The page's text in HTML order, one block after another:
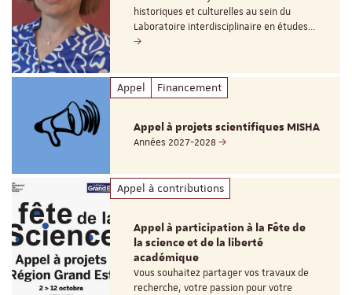
historiques et culturelles au sein du
Laboratoire interdisciplinaire en études…
Appel Financement
Appel à projets scientifiques MISHA
Années 2027-2028
Appel à contributions
Appel à participation à la Fête de
la science et de la liberté
académique
Vous souhaitez partager vos travaux de
recherche, votre passion pour votre